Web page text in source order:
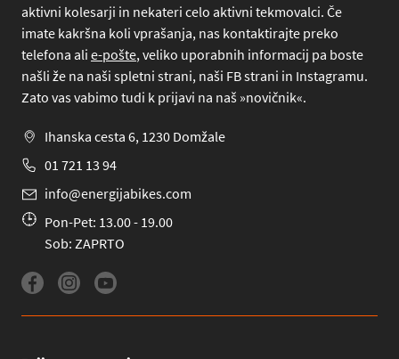
aktivni kolesarji in nekateri celo aktivni tekmovalci. Če
imate kakršna koli vprašanja, nas kontaktirajte preko
telefona ali e-pošte, veliko uporabnih informacij pa boste
našli že na naši spletni strani, naši FB strani in Instagramu.
Zato vas vabimo tudi k prijavi na naš »novičnik«.
Ihanska cesta 6, 1230 Domžale
01 721 13 94
info@energijabikes.com
Pon-Pet: 13.00 - 19.00
Sob: ZAPRTO